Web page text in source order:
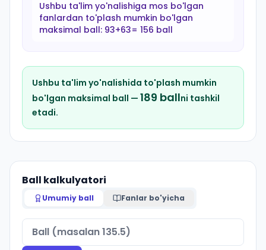
Ushbu ta'lim yo'nalishiga mos bo'lgan
fanlardan to'plash mumkin bo'lgan
maksimal ball: 93+63= 156 ball
Ushbu ta'lim yo'nalishida to'plash mumkin
bo'lgan maksimal ball — 189 ballni tashkil
etadi.
Ball kalkulyatori
Umumiy ball Fanlar bo'yicha